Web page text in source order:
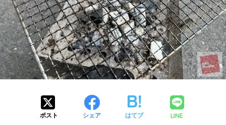
ポスト シェア はてブ LINE